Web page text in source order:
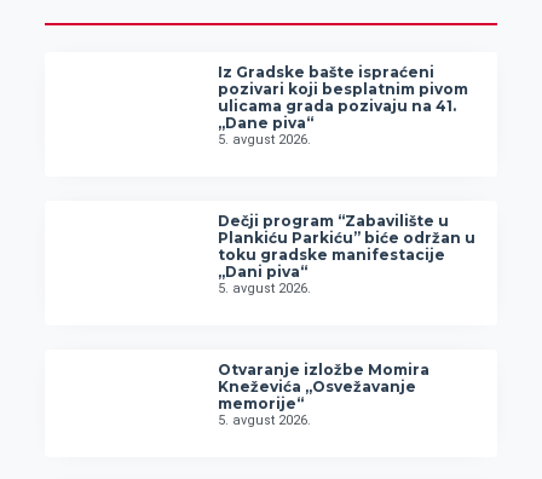
Iz Gradske bašte ispraćeni
pozivari koji besplatnim pivom
ulicama grada pozivaju na 41.
„Dane piva“
5. avgust 2026.
Dečji program “Zabavilište u
Plankiću Parkiću” biće održan u
toku gradske manifestacije
„Dani piva“
5. avgust 2026.
Otvaranje izložbe Momira
Kneževića „Osvežavanje
memorije“
5. avgust 2026.